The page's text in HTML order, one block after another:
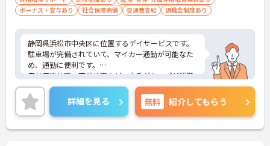
ボーナス・賞与あり
社会保険完備 交通費支給 退職金制度あり
静岡県浜松市中央区に位置するデイサービスです。
駐車場が完備されていて、マイカー通勤が可能なた
め、通勤に便利です。
産前産後休暇、育児休暇など、大手グループが運営
する施設のため、福利厚生も非常に充実しておりま
す！
未経験の方でも丁寧に指導・研修制度も整っており
ますので安心して働ける環境です。
ご興味をお持ちの方には、詳細の情報や面接のポイ
詳細を見る 無料 紹介してもらう